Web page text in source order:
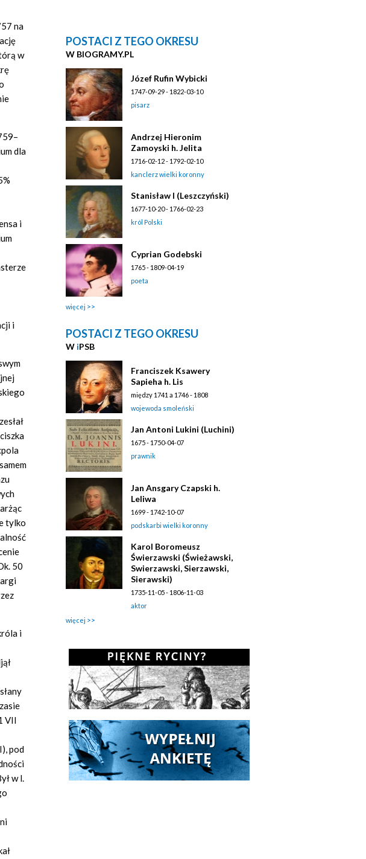
na
w
dla
i
i
tylko
50
i
VII
pod
w l.
POSTACI Z TEGO OKRESU
W BIOGRAMY.PL
Józef Rufin Wybicki
1747-09-29 - 1822-03-10
pisarz
Andrzej Hieronim
Zamoyski h. Jelita
1716-02-12 - 1792-02-10
kanclerz wielki koronny
Stanisław I (Leszczyński)
1677-10-20 - 1766-02-23
król Polski
Cyprian Godebski
1765 - 1809-04-19
poeta
więcej
POSTACI Z TEGO OKRESU
W iPSB
Franciszek Ksawery
Sapieha h. Lis
między 1741 a 1746 - 1808
wojewoda smoleński
Jan Antoni Lukini (Luchini)
1675 - 1750-04-07
prawnik
Jan Ansgary Czapski h.
Leliwa
1699 - 1742-10-07
podskarbi wielki koronny
Karol Boromeusz
Świerzawski (Świeżawski,
Swierzawski, Sierzawski,
Sierawski)
1735-11-05 - 1806-11-03
aktor
więcej